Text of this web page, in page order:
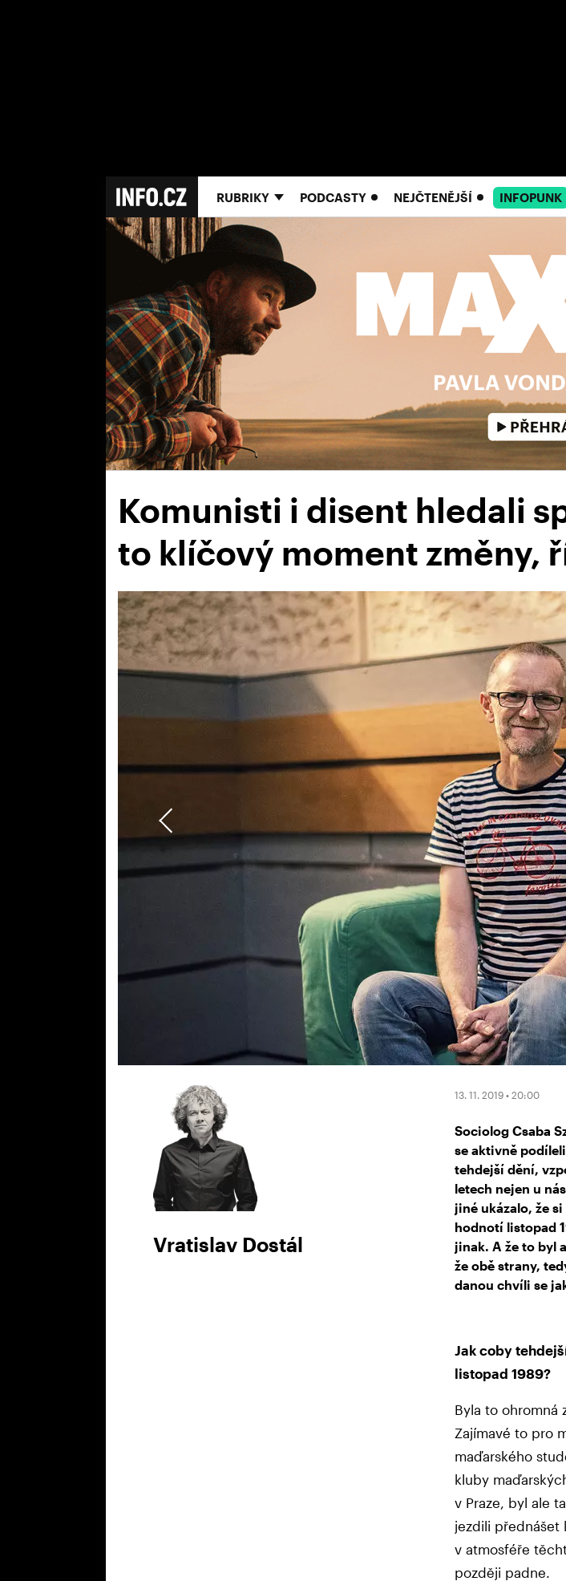
RUBRIKY PODCASTY NEJČTENĚJŠÍ INFOPUNK
Komunisti i disent hledali
to klíčový moment změny,
Vratislav Dostál
13. 11. 2019 • 20:00
Sociolog Csaba
se aktivně
tehdejší dění,
letech nejen u
jiné ukázalo, že
hodnotí listopad
jinak. A že to byl
že obě strany,
danou chvíli se
Jak coby
listopad 1989?
Byla to ohromná
Zajímavé to pro
maďarského
kluby
v Praze, byl ale
jezdili přednášet
v atmosféře
později padne.